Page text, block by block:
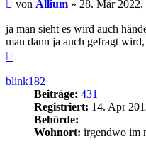
von Allium » 28. Mär 2022,
ja man sieht es wird auch
man dann ja auch gefragt
blink182
Beiträge: 431
Registriert: 14. Apr
Behörde:
Wohnort: irgendwo im